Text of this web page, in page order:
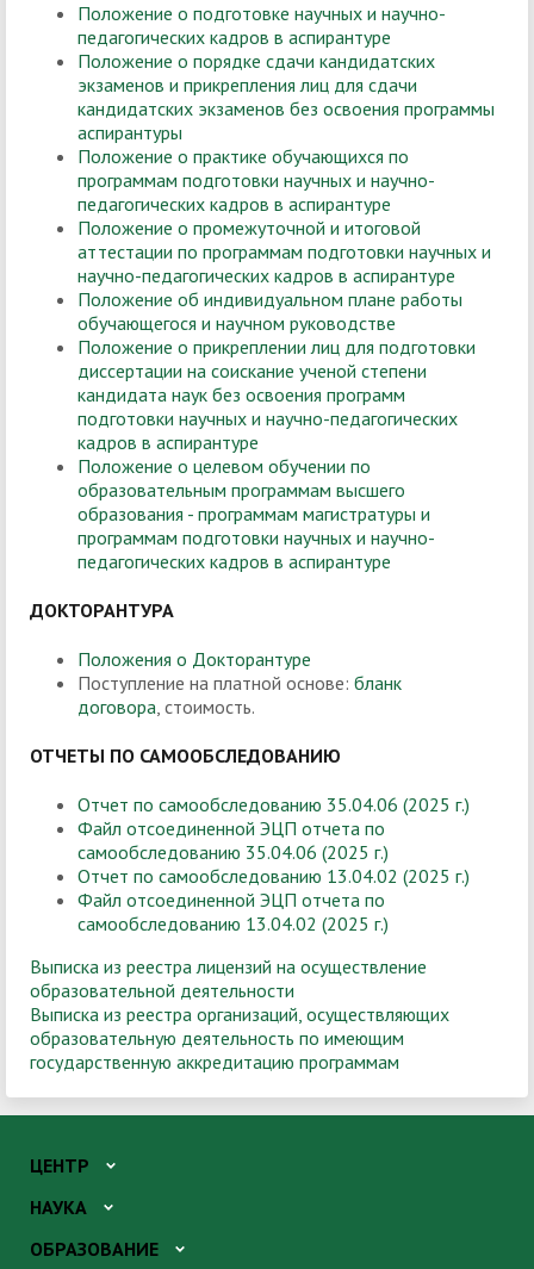
Положение о подготовке научных и научно-
педагогических кадров в аспирантуре
Положение о порядке сдачи кандидатских
экзаменов и прикрепления лиц для сдачи
кандидатских экзаменов без освоения программы
аспирантуры
Положение о практике обучающихся по
программам подготовки научных и научно-
педагогических кадров в аспирантуре
Положение о промежуточной и итоговой
аттестации по программам подготовки научных и
научно-педагогических кадров в аспирантуре
Положение об индивидуальном плане работы
обучающегося и научном руководстве
Положение о прикреплении лиц для подготовки
диссертации на соискание ученой степени
кандидата наук без освоения программ
подготовки научных и научно-педагогических
кадров в аспирантуре
Положение о целевом обучении по
образовательным программам высшего
образования - программам магистратуры и
программам подготовки научных и научно-
педагогических кадров в аспирантуре
ДОКТОРАНТУРА
Положения о Докторантуре
Поступление на платной основе: бланк
договора, стоимость.
ОТЧЕТЫ ПО САМООБСЛЕДОВАНИЮ
Отчет по самообследованию 35.04.06 (2025 г.)
Файл отсоединенной ЭЦП отчета по
самообследованию 35.04.06 (2025 г.)
Отчет по самообследованию 13.04.02 (2025 г.)
Файл отсоединенной ЭЦП отчета по
самообследованию 13.04.02 (2025 г.)
Выписка из реестра лицензий на осуществление
образовательной деятельности
Выписка из реестра организаций, осуществляющих
образовательную деятельность по имеющим
государственную аккредитацию программам
ЦЕНТР
НАУКА
ОБРАЗОВАНИЕ